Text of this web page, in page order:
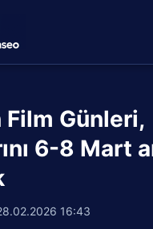
Günleri,
6-8 Mart
16:43